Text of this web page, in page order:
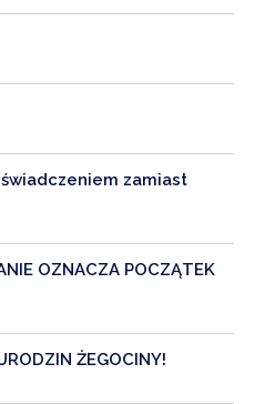
zamiast
OZNACZA POCZĄTEK
ŻEGOCINY!